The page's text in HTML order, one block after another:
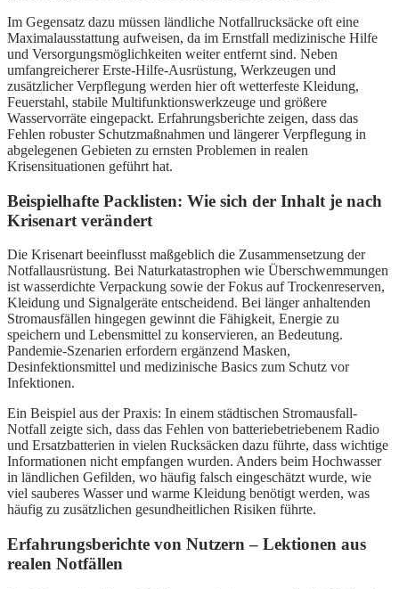
Im Gegensatz dazu müssen ländliche Notfallrucksäcke oft eine
Maximalausstattung aufweisen, da im Ernstfall medizinische Hilfe
und Versorgungsmöglichkeiten weiter entfernt sind. Neben
umfangreicherer Erste-Hilfe-Ausrüstung, Werkzeugen und
zusätzlicher Verpflegung werden hier oft wetterfeste Kleidung,
Feuerstahl, stabile Multifunktionswerkzeuge und größere
Wasservorräte eingepackt. Erfahrungsberichte zeigen, dass das
Fehlen robuster Schutzmaßnahmen und längerer Verpflegung in
abgelegenen Gebieten zu ernsten Problemen in realen
Krisensituationen geführt hat.
Beispielhafte Packlisten: Wie sich der Inhalt je nach
Krisenart verändert
Die Krisenart beeinflusst maßgeblich die Zusammensetzung der
Notfallausrüstung. Bei Naturkatastrophen wie Überschwemmungen
ist wasserdichte Verpackung sowie der Fokus auf Trockenreserven,
Kleidung und Signalgeräte entscheidend. Bei länger anhaltenden
Stromausfällen hingegen gewinnt die Fähigkeit, Energie zu
speichern und Lebensmittel zu konservieren, an Bedeutung.
Pandemie-Szenarien erfordern ergänzend Masken,
Desinfektionsmittel und medizinische Basics zum Schutz vor
Infektionen.
Ein Beispiel aus der Praxis: In einem städtischen Stromausfall-
Notfall zeigte sich, dass das Fehlen von batteriebetriebenem Radio
und Ersatzbatterien in vielen Rucksäcken dazu führte, dass wichtige
Informationen nicht empfangen wurden. Anders beim Hochwasser
in ländlichen Gefilden, wo häufig falsch eingeschätzt wurde, wie
viel sauberes Wasser und warme Kleidung benötigt werden, was
häufig zu zusätzlichen gesundheitlichen Risiken führte.
Erfahrungsberichte von Nutzern – Lektionen aus
realen Notfällen